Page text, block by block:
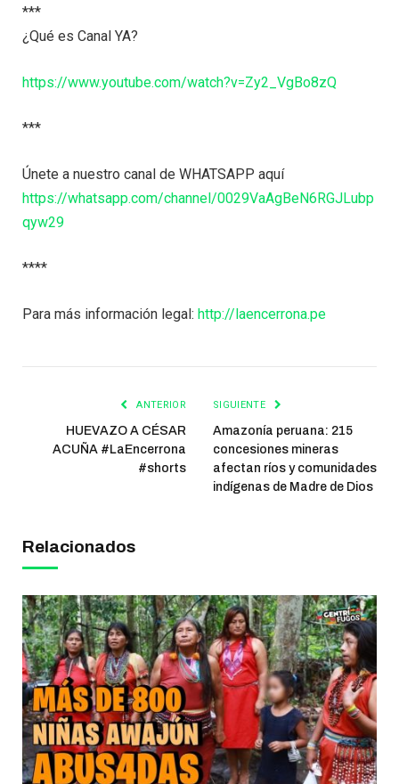
***
¿Qué es Canal YA?
https://www.youtube.com/watch?v=Zy2_VgBo8zQ
***
Únete a nuestro canal de WHATSAPP aquí
https://whatsapp.com/channel/0029VaAgBeN6RGJLubp
qyw29
****
Para más información legal: http://laencerrona.pe
ANTERIOR
HUEVAZO A CÉSAR
ACUÑA #LaEncerrona
#shorts
SIGUIENTE
Amazonía peruana: 215
concesiones mineras
afectan ríos y comunidades
indígenas de Madre de Dios
Relacionados